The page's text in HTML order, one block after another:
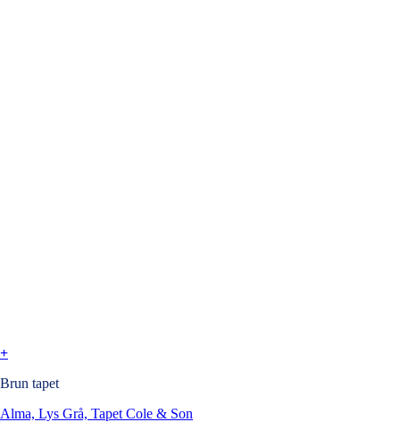
+
Brun tapet
Alma, Lys Grå, Tapet Cole & Son